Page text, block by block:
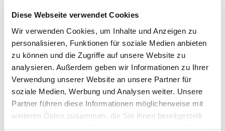
Diese Webseite verwendet Cookies
Wir verwenden Cookies, um Inhalte und Anzeigen zu
personalisieren, Funktionen für soziale Medien anbieten
zu können und die Zugriffe auf unsere Website zu
analysieren. Außerdem geben wir Informationen zu Ihrer
Verwendung unserer Website an unsere Partner für
soziale Medien, Werbung und Analysen weiter. Unsere
Partner führen diese Informationen möglicherweise mit
weiteren Daten zusammen, die Sie ihnen bereitgestellt